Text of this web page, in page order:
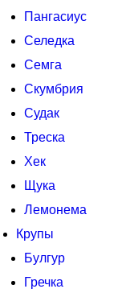
Пангасиус
Селедка
Семга
Скумбрия
Судак
Треска
Хек
Щука
Лемонема
Крупы
Булгур
Гречка